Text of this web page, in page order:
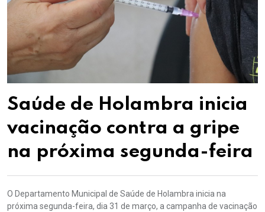
Saúde de Holambra inicia
vacinação contra a gripe
na próxima segunda-feira
O Departamento Municipal de Saúde de Holambra inicia na
próxima segunda-feira, dia 31 de março, a campanha de vacinação